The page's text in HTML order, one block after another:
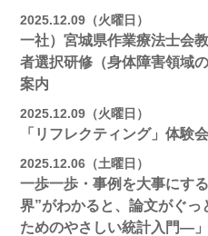
2025.12.09（火曜日）
一社）宮城県作業療法士会
者選択研修（身体障害領域
案内
2025.12.09（火曜日）
「リフレクティング」体験
2025.12.06（土曜日）
一歩一歩・事例を大事にす
界”がわかると、論文がぐ
ためのやさしい統計入門―